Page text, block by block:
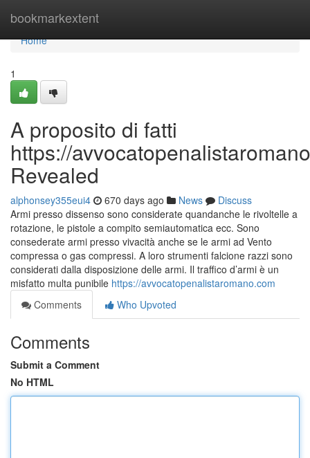
bookmarkextent
Home
Home
1
A proposito di fatti
https://
Revealed
alphonsey355eui4 670 days ago News
Discuss
Armi presso dissenso sono considerate quandanche le rivoltelle a
rotazione, le pistole a compito semiautomatica ecc. Sono
consederate armi presso vivacità anche se le armi ad Vento
compressa o gas compressi. A loro strumenti falcione razzi sono
considerati dalla disposizione delle armi. Il traffico d’armi è un
misfatto multa punibile https://avvocatopenalistaromano.com
Comments
Who Upvoted
Comments
Submit a Comment
No HTML